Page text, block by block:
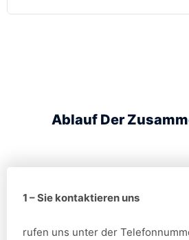
Ablauf Der
1 – Sie kontaktieren uns
rufen uns unter der